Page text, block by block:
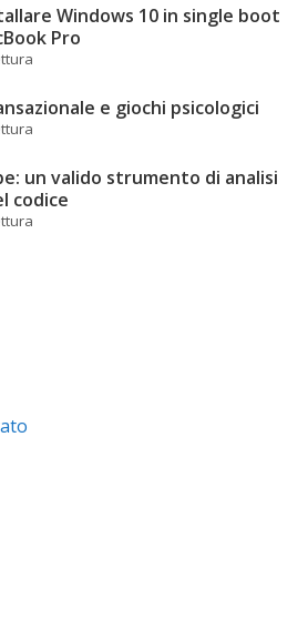
Windows 10 in single boot
Pro
e giochi psicologici
un valido strumento di analisi
codice